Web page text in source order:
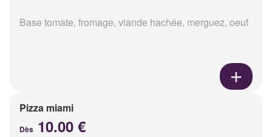
Base tomate, fromage, viande hachée, merguez, oeuf
Pizza miami
Dès 10.00 €